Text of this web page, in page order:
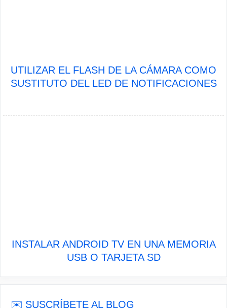
UTILIZAR EL FLASH DE LA CÁMARA COMO
SUSTITUTO DEL LED DE NOTIFICACIONES
INSTALAR ANDROID TV EN UNA MEMORIA
USB O TARJETA SD
✉️ SUSCRÍBETE AL BLOG